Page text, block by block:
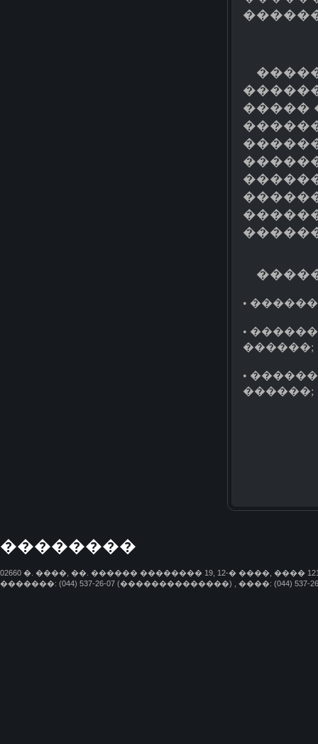
�����
•
•
������;
•
������;
��������
02660 �. ����, ��. ������ �������� 19, 12-� ����, ����
�������: (044) 537-26-07 (��������������) , ����: (044) 537-